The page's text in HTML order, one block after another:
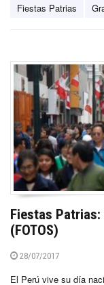
Fiestas Patrias
Fiestas
(FOTOS)
28/07/2017
El Perú vive su día